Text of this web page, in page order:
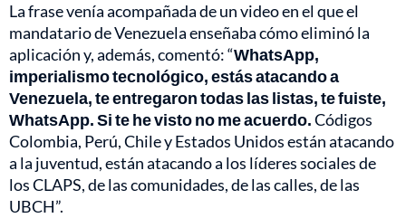
La frase venía acompañada de un video en el que el
mandatario de Venezuela enseñaba cómo eliminó la
aplicación y, además, comentó: “WhatsApp,
imperialismo tecnológico, estás atacando a
Venezuela, te entregaron todas las listas, te fuiste,
WhatsApp. Si te he visto no me acuerdo.Códigos
Colombia, Perú, Chile y Estados Unidos están atacando
a la juventud, están atacando a los líderes sociales de
los CLAPS, de las comunidades, de las calles, de las
UBCH”.